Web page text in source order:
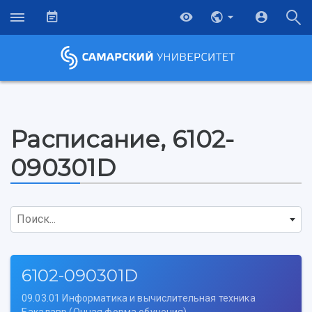
Расписание, 6102-
090301D
Поиск...
6102-090301D
09.03.01 Информатика и вычислительная техника